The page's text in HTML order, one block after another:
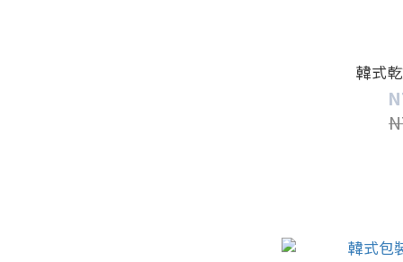
韓式